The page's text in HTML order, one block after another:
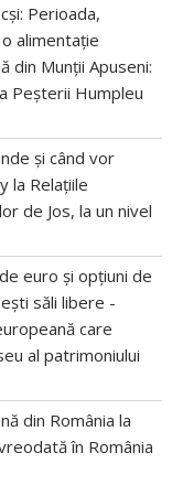
Perioada,
alimentație
din Munții Apuseni:
Peșterii Humpleu
și când vor
la Relațiile
de Jos, la un nivel
euro și opțiuni de
săli libere -
care
al patrimoniului
din România la
în România